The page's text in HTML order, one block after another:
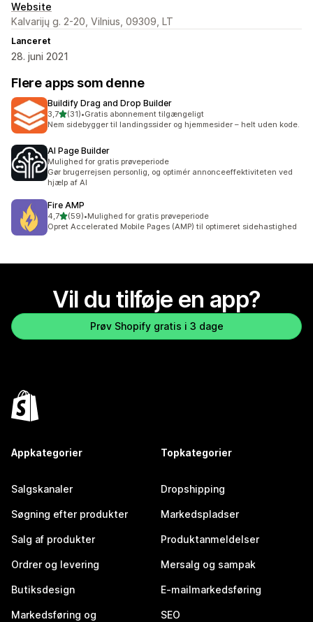
Website
Kalvarijų g. 2-20, Vilnius, 09309, LT
Lanceret
28. juni 2021
Flere apps som denne
Buildify Drag and Drop Builder
3,7ud af 5 stjerner
(31)
31 anmeldelser i alt
•Gratis abonnement tilgængeligt
Nem sidebygger til landingssider og hjemmesider – helt uden kode.
AI Page Builder
Mulighed for gratis prøveperiode
Gør brugerrejsen personlig, og optimér annonceeffektiviteten ved
hjælp af AI
Fire AMP
4,7ud af 5 stjerner
(59)
59 anmeldelser i alt
•Mulighed for gratis prøveperiode
Opret Accelerated Mobile Pages (AMP) til optimeret sidehastighed
Vil du tilføje en app?
Prøv Shopify gratis i 3 dage
Appkategorier
Salgskanaler
Søgning efter produkter
Salg af produkter
Ordrer og levering
Butiksdesign
Markedsføring og
Topkategorier
Dropshipping
Markedspladser
Produktanmeldelser
Mersalg og sampak
E-mailmarkedsføring
SEO